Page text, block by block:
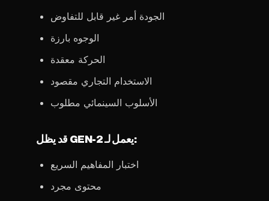
الجودة أمر غير قابل للتفاوض
الوجوه بارزة
الحركة معقدة
الاستخدام التجاري مقصود
الأسلوب السينمائي مطلوب
قد يظل GEN-2 يعمل لـ:
اختبار المفاهيم السريع
محتوى مجرد